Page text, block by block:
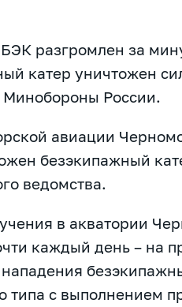
разгромлен за
катер уничтожен
России.
авиации
безэкипажный
ведомства.
в акватории
каждый день – на
типа с выполнением